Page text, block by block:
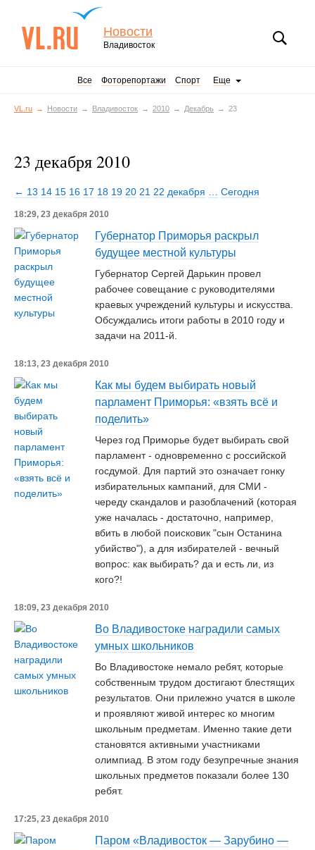
Новости
Владивосток
Все Фоторепортажи Спорт Еще
VL.ru Новости Владивосток 2010 Декабрь 23
23 декабря 2010
← 13 14 15 16 17 18 19 20 21 22 декабря Сегодня
18:29, 23 декабря 2010
Губернатор Приморья раскрыл
будущее местной культуры
Губернатор Сергей Дарькин провел
рабочее совещание с руководителями
краевых учреждений культуры и искусства.
Обсуждались итоги работы в 2010 году и
задачи на 2011-й.
18:13, 23 декабря 2010
Как мы будем выбирать новый
парламент Приморья: «взять всё и
поделить»
Через год Приморье будет выбирать свой
парламент - одновременно с российской
госдумой. Для партий это означает гонку
избирательных кампаний, для СМИ -
череду скандалов и разоблачений (которая
уже началась - достаточно, например,
вбить в любой поисковик "сын Останина
убийство"), а для избирателей - вечный
вопрос: как выбирать? да и есть ли, из
кого?!
18:09, 23 декабря 2010
Во Владивостоке наградили самых
умных школьников
Во Владивостоке немало ребят, которые
собственным трудом достигают блестящих
результатов. Они прилежно учатся в школе
и проявляют живой интерес ко многим
школьным предметам. Именно такие дети
становятся активными участниками
олимпиад. В этом году безупречные знания
школьных предметов показали более 130
ребят.
17:25, 23 декабря 2010
Паром «Владивосток — Зарубино —